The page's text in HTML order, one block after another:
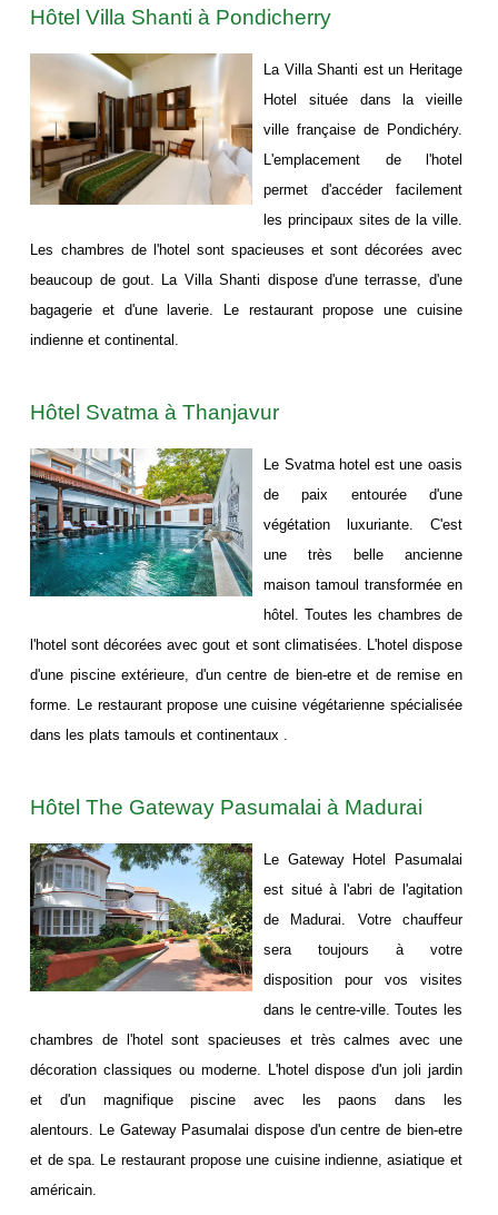
Hôtel Villa Shanti à Pondicherry
La Villa Shanti est un Heritage
Hotel située dans la vieille
ville française de Pondichéry.
L'emplacement de l'hotel
permet d'accéder facilement
les principaux sites de la ville.
Les chambres de l'hotel sont spacieuses et sont décorées avec
beaucoup de gout. La Villa Shanti dispose d'une terrasse, d'une
bagagerie et d'une laverie. Le restaurant propose une cuisine
indienne et continental.
Hôtel Svatma à Thanjavur
Le Svatma hotel est une oasis
de paix entourée d'une
végétation luxuriante. C'est
une très belle ancienne
maison tamoul transformée en
hôtel. Toutes les chambres de
l'hotel sont décorées avec gout et sont climatisées. L'hotel dispose
d'une piscine extérieure, d'un centre de bien-etre et de remise en
forme. Le restaurant propose une cuisine végétarienne spécialisée
dans les plats tamouls et continentaux .
Hôtel The Gateway Pasumalai à Madurai
Le Gateway Hotel Pasumalai
est situé à l'abri de l'agitation
de Madurai. Votre chauffeur
sera toujours à votre
disposition pour vos visites
dans le centre-ville. Toutes les
chambres de l'hotel sont spacieuses et très calmes avec une
décoration classiques ou moderne. L'hotel dispose d'un joli jardin
et d'un magnifique piscine avec les paons dans les
alentours. Le Gateway Pasumalai dispose d'un centre de bien-etre
et de spa. Le restaurant propose une cuisine indienne, asiatique et
américain.